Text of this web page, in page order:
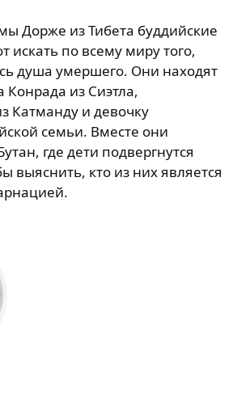
Дорже из Тибета буддийские
искать по всему миру того,
душа умершего. Они находят
Конрада из Сиэтла,
Катманду и девочку
семьи. Вместе они
где дети подвергнутся
выяснить, кто из них является